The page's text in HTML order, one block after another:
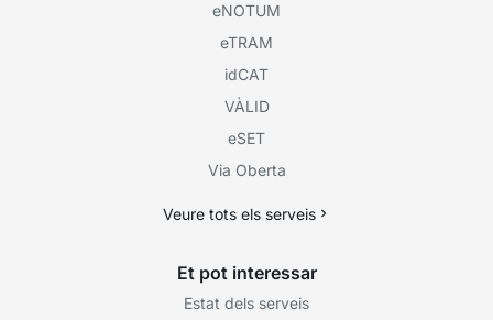
eNOTUM
eTRAM
idCAT
VÀLID
eSET
Via Oberta
Veure tots els serveis
Et pot interessar
Estat dels serveis